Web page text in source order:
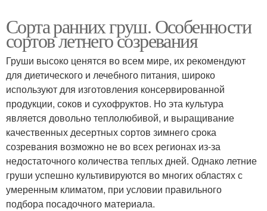
Сорта ранних груш. Особенности
сортов летнего созревания
Груши высоко ценятся во всем мире, их рекомендуют
для диетического и лечебного питания, широко
используют для изготовления консервированной
продукции, соков и сухофруктов. Но эта культура
является довольно теплолюбивой, и выращивание
качественных десертных сортов зимнего срока
созревания возможно не во всех регионах из-за
недостаточного количества теплых дней. Однако летние
груши успешно культивируются во многих областях с
умеренным климатом, при условии правильного
подбора посадочного материала.